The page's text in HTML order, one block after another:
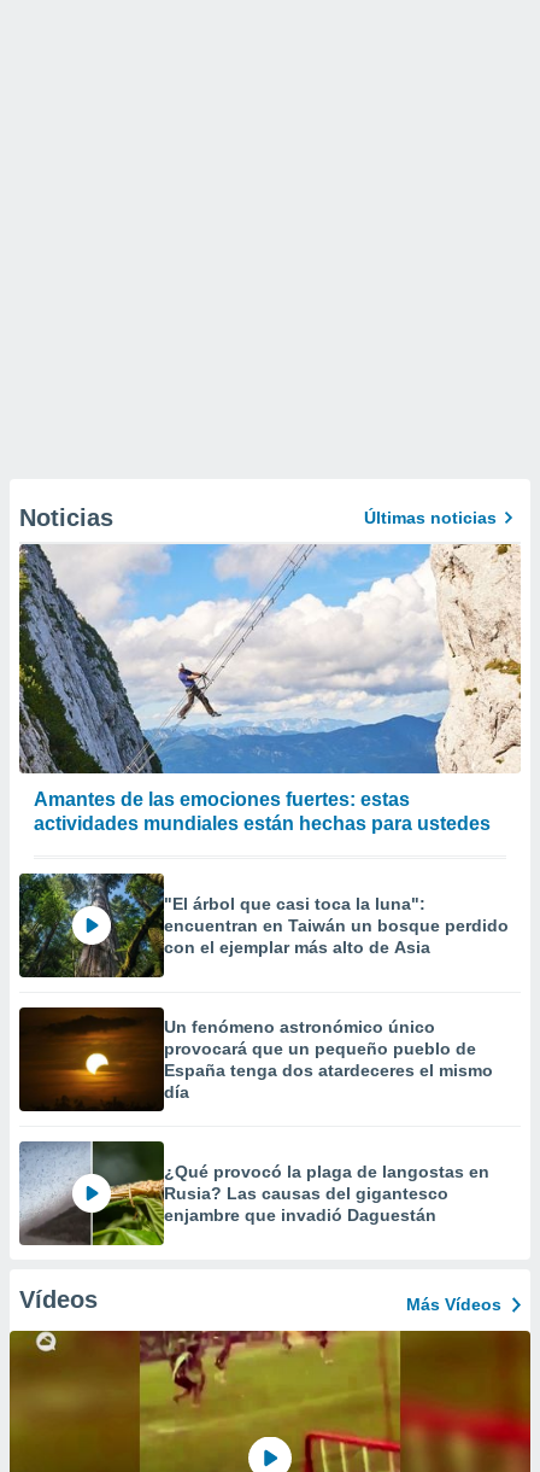
Noticias Últimas noticias
Amantes de las emociones fuertes: estas
actividades mundiales están hechas para ustedes
"El árbol que casi toca la luna":
encuentran en Taiwán un bosque perdido
con el ejemplar más alto de Asia
Un fenómeno astronómico único
provocará que un pequeño pueblo de
España tenga dos atardeceres el mismo
día
¿Qué provocó la plaga de langostas en
Rusia? Las causas del gigantesco
enjambre que invadió Daguestán
Vídeos Más Vídeos